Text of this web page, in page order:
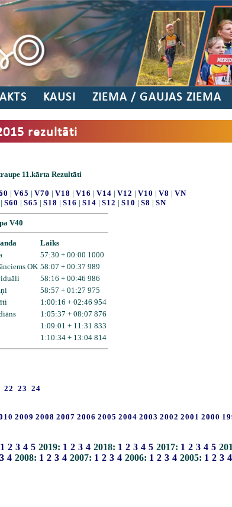
KAUSI ZIEMA / GAUJAS ZIEMA
rezultāti
11.kārta Rezultāti
| V65 | V70 | V18 | V16 | V14 | V12 | V10 | V8 | VN
| S60 | S65 | S18 | S16 | S14 | S12 | S10 | S8 | SN
V40
Laiks
57:30 + 00:00 1000
OK 58:07 + 00:37 989
58:16 + 00:46 986
58:57 + 01:27 975
1:00:16 + 02:46 954
1:05:37 + 08:07 876
1:09:01 + 11:31 833
1:10:34 + 13:04 814
22 23 24
2009 2008 2007 2006 2005 2004 2003 2002 2001 2000
1 2 3 4 5 2019: 1 2 3 4 2018: 1 2 3 4 5 2017: 1 2 3 4 5
3 4 2008: 1 2 3 4 2007: 1 2 3 4 2006: 1 2 3 4 2005: 1 2 3 4